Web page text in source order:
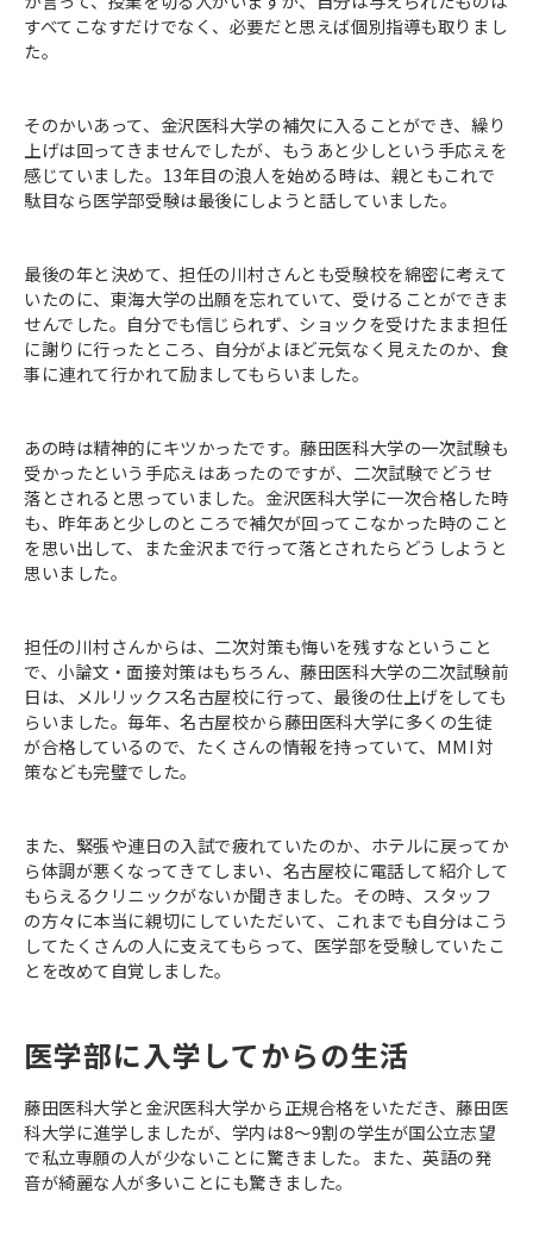
すべてこなすだけでなく、必要だと思えば個別指導も取りまし
た。
そのかいあって、金沢医科大学の補欠に入ることができ、繰り
上げは回ってきませんでしたが、もうあと少しという手応えを
感じていました。13年目の浪人を始める時は、親ともこれで
駄目なら医学部受験は最後にしようと話していました。
最後の年と決めて、担任の川村さんとも受験校を綿密に考えて
いたのに、東海大学の出願を忘れていて、受けることができま
せんでした。自分でも信じられず、ショックを受けたまま担任
に謝りに行ったところ、自分がよほど元気なく見えたのか、食
事に連れて行かれて励ましてもらいました。
あの時は精神的にキツかったです。藤田医科大学の一次試験も
受かったという手応えはあったのですが、二次試験でどうせ
落とされると思っていました。金沢医科大学に一次合格した時
も、昨年あと少しのところで補欠が回ってこなかった時のこと
を思い出して、また金沢まで行って落とされたらどうしようと
思いました。
担任の川村さんからは、二次対策も悔いを残すなということ
で、小論文・面接対策はもちろん、藤田医科大学の二次試験前
日は、メルリックス名古屋校に行って、最後の仕上げをしても
らいました。毎年、名古屋校から藤田医科大学に多くの生徒
が合格しているので、たくさんの情報を持っていて、MMI対
策なども完璧でした。
また、緊張や連日の入試で疲れていたのか、ホテルに戻ってか
ら体調が悪くなってきてしまい、名古屋校に電話して紹介して
もらえるクリニックがないか聞きました。その時、スタッフ
の方々に本当に親切にしていただいて、これまでも自分はこう
してたくさんの人に支えてもらって、医学部を受験していたこ
とを改めて自覚しました。
医学部に入学してからの生活
藤田医科大学と金沢医科大学から正規合格をいただき、藤田医
科大学に進学しましたが、学内は8～9割の学生が国公立志望
で私立専願の人が少ないことに驚きました。また、英語の発
音が綺麗な人が多いことにも驚きました。